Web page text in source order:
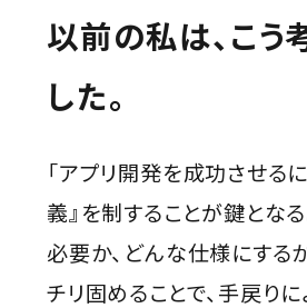
以前の私は、こう
した。
「アプリ開発を成功させる
義』を制することが鍵とな
必要か、どんな仕様にする
チリ固めることで、手戻り